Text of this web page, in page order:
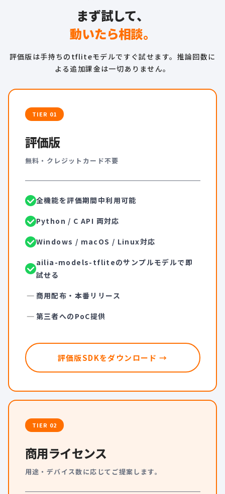
まず試して、
動いたら相談。
評価版は手持ちのtfliteモデルですぐ試せます。推論回数に
よる追加課金は一切ありません。
TIER 01
評価版
無料・クレジットカード不要
全機能を評価期間中利用可能
Python / C API 両対応
Windows / macOS / Linux対応
ailia-models-tfliteのサンプルモデルで即
試せる
商用配布・本番リリース
第三者へのPoC提供
評価版SDKをダウンロード →
TIER 02
商用ライセンス
用途・デバイス数に応じてご提案します。